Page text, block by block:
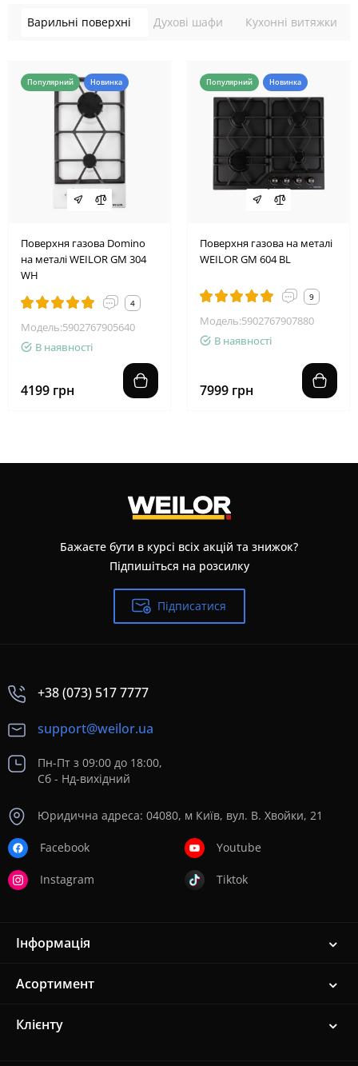
Варильні поверхні Духові шафи Кухонні витяжки
Популярний Новинка
Поверхня газова Domino
на металі WEILOR GM 304
WH
4
Модель:5902767905640
В наявності
4199 грн
Популярний Новинка
Поверхня газова на металі
WEILOR GM 604 BL
9
Модель:5902767907880
В наявності
7999 грн
Бажаєте бути в курсі всіх акцій та знижок?
Підпишіться на розсилку
Підписатися
+38 (073) 517 7777
support@weilor.ua
Пн-Пт з 09:00 до 18:00,
Сб - Нд-вихідний
Юридична адреса: 04080, м Київ, вул. В. Хвойки, 21
Facebook
Instagram
Youtube
Tiktok
Інформація
Асортимент
Клієнту